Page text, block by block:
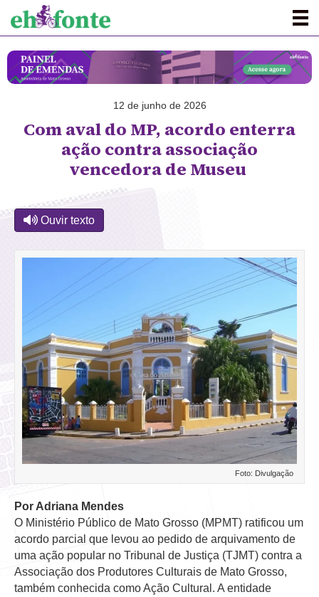
12 de junho de 2026
Com aval do MP, acordo enterra
ação contra associação
vencedora de Museu
Ouvir texto
Foto: Divulgação
Por Adriana Mendes
O Ministério Público de Mato Grosso (MPMT) ratificou um
acordo parcial que levou ao pedido de arquivamento de
uma ação popular no Tribunal de Justiça (TJMT) contra a
Associação dos Produtores Culturais de Mato Grosso,
também conhecida como Ação Cultural. A entidade